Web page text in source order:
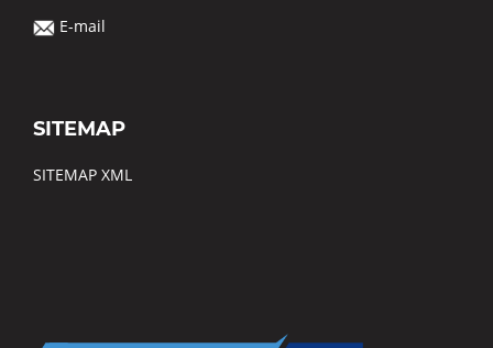
E-mail
SITEMAP
SITEMAP XML